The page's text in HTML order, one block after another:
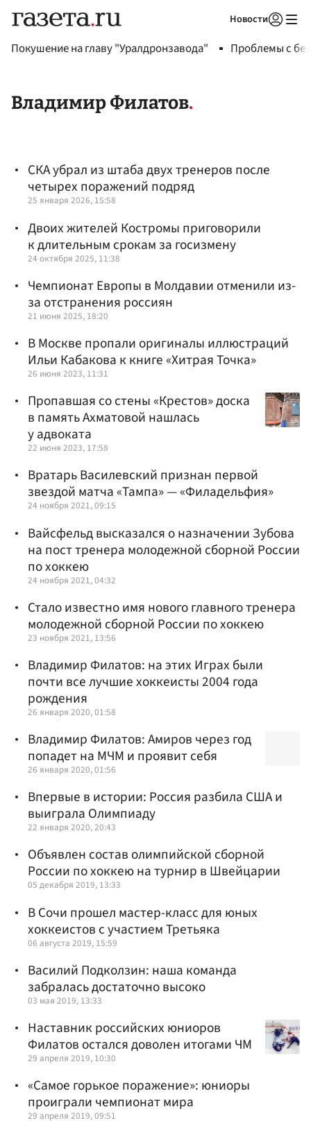
Новости
Покушение на главу "Уралдронзавода" Проблемы с
Владимир Филатов
СКА убрал из штаба двух тренеров после
четырех поражений подряд
25 января 2026, 15:58
Двоих жителей Костромы приговорили
к длительным срокам за госизмену
24 октября 2025, 11:38
Чемпионат Европы в Молдавии отменили из-
за отстранения россиян
21 июня 2025, 18:20
В Москве пропали оригиналы иллюстраций
Ильи Кабакова к книге «Хитрая Точка»
26 июня 2023, 11:31
Пропавшая со стены «Крестов» доска
в память Ахматовой нашлась
у адвоката
22 июня 2023, 17:58
Вратарь Василевский признан первой
звездой матча «Тампа» — «Филадельфия»
24 ноября 2021, 09:15
Вайсфельд высказался о назначении Зубова
на пост тренера молодежной сборной России
по хоккею
24 ноября 2021, 04:32
Стало известно имя нового главного тренера
молодежной сборной России по хоккею
23 ноября 2021, 13:56
Владимир Филатов: на этих Играх были
почти все лучшие хоккеисты 2004 года
рождения
26 января 2020, 01:58
Владимир Филатов: Амиров через год
попадет на МЧМ и проявит себя
26 января 2020, 01:56
Впервые в истории: Россия разбила США и
выиграла Олимпиаду
22 января 2020, 20:43
Объявлен состав олимпийской сборной
России по хоккею на турнир в Швейцарии
05 декабря 2019, 13:33
В Сочи прошел мастер-класс для юных
хоккеистов с участием Третьяка
06 августа 2019, 15:59
Василий Подколзин: наша команда
забралась достаточно высоко
03 мая 2019, 13:33
Наставник российских юниоров
Филатов остался доволен итогами ЧМ
29 апреля 2019, 10:30
«Самое горькое поражение»: юниоры
проиграли чемпионат мира
29 апреля 2019, 09:51